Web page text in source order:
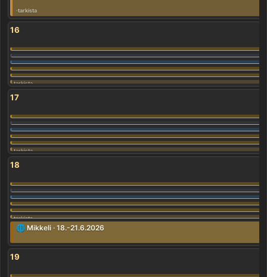
16
17
18
🌐 Mikkeli · 18.-21.6.2026
19